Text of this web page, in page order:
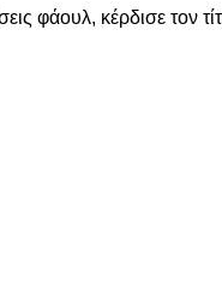
φάουλ, κέρδισε τον